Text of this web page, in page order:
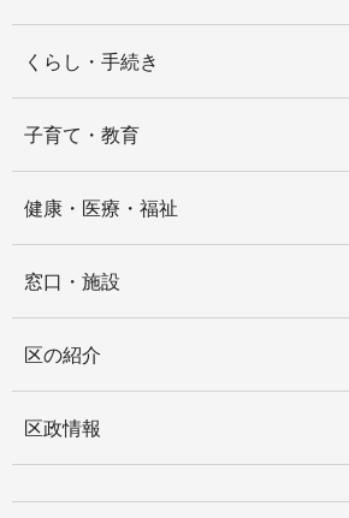
くらし・手続き
子育て・教育
健康・医療・福祉
窓口・施設
区の紹介
区政情報